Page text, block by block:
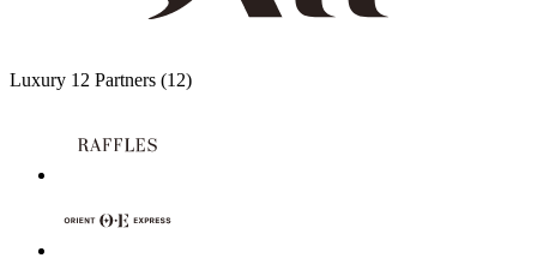
Luxury 12 Partners (12)